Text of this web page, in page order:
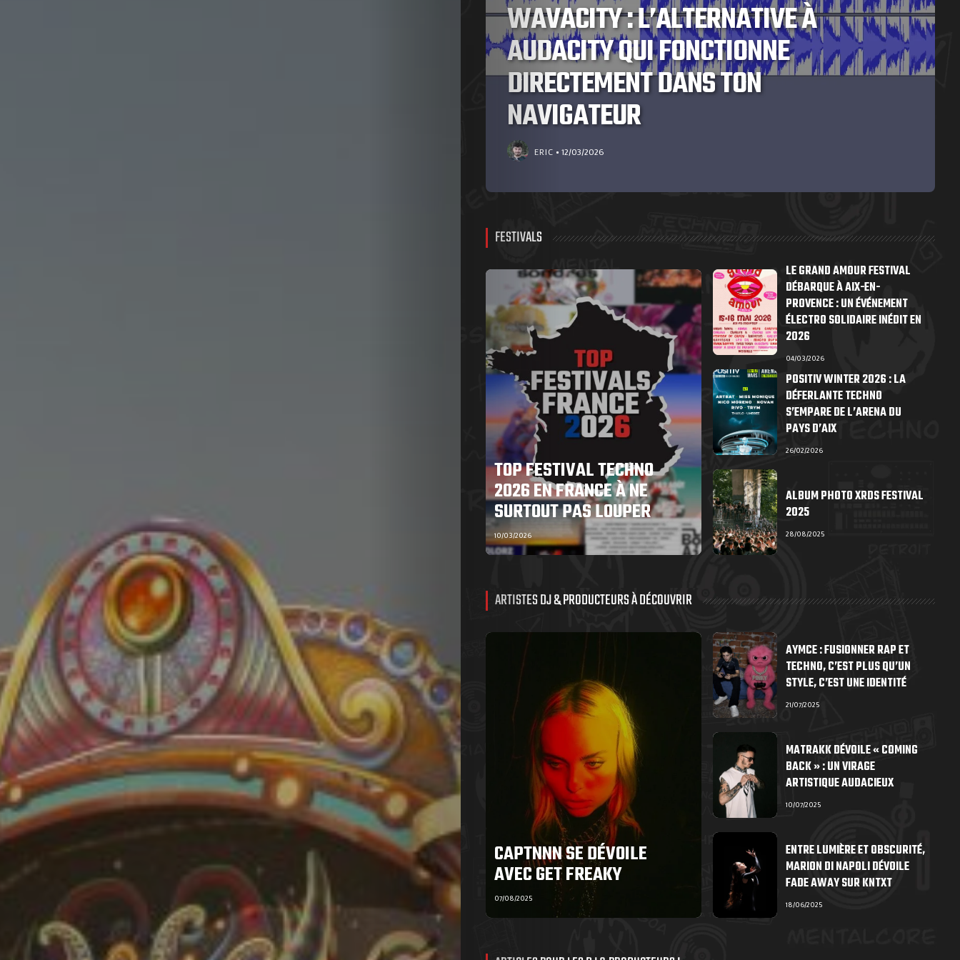
WAVACITY : L’ALTERNATIVE À
AUDACITY QUI FONCTIONNE
DIRECTEMENT DANS TON
NAVIGATEUR
ERIC 12/03/2026
FESTIVALS
TOP FESTIVAL TECHNO
2026 EN FRANCE À NE
SURTOUT PAS LOUPER
10/03/2026
LE GRAND AMOUR FESTIVAL
DÉBARQUE À AIX-EN-
PROVENCE : UN ÉVÉNEMENT
ÉLECTRO SOLIDAIRE INÉDIT EN
2026
04/03/2026
POSITIV WINTER 2026 : LA
DÉFERLANTE TECHNO
S’EMPARE DE L’ARENA DU
PAYS D’AIX
26/02/2026
ALBUM PHOTO XRDS FESTIVAL
2025
28/08/2025
ARTISTES DJ & PRODUCTEURS À DÉCOUVRIR
CAPTNNN SE DÉVOILE
AVEC GET FREAKY
07/08/2025
AYMCE : FUSIONNER RAP ET
TECHNO, C’EST PLUS QU’UN
STYLE, C’EST UNE IDENTITÉ
21/07/2025
MATRAKK DÉVOILE « COMING
BACK » : UN VIRAGE
ARTISTIQUE AUDACIEUX
10/07/2025
ENTRE LUMIÈRE ET OBSCURITÉ,
MARION DI NAPOLI DÉVOILE
FADE AWAY SUR KNTXT
18/06/2025